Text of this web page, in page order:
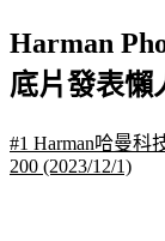
Harman
底片發表懶
#1 Harman哈曼科
200 (2023/12/1)